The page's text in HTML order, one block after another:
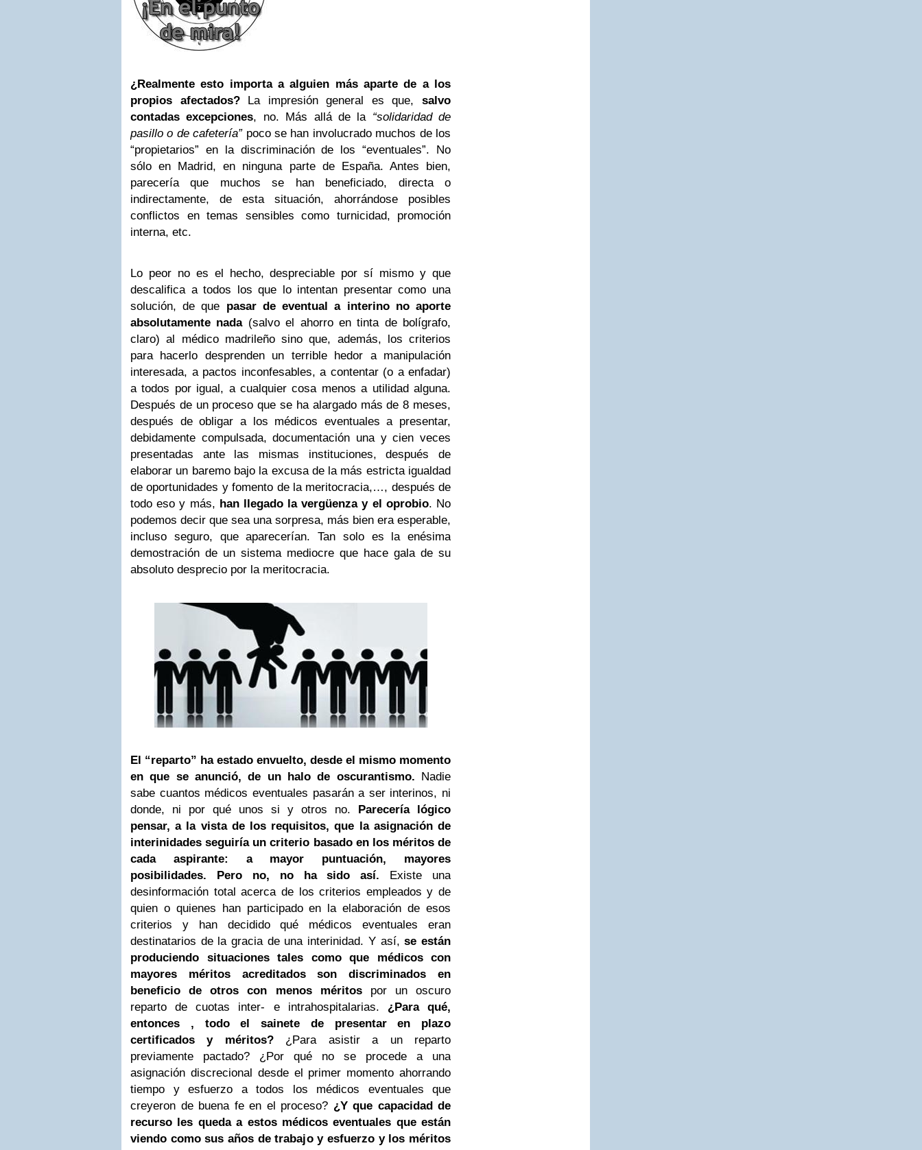
¿Realmente esto importa a alguien más aparte de a los
propios afectados?
La impresión general es que,salvo
contadas excepciones, no. Más allá de la “solidaridad de
pasillo o de cafetería”poco se han involucrado muchos de los
“propietarios” en la discriminación de los “eventuales”. No
sólo en Madrid, en ninguna parte de España. Antes bien,
parecería que muchos se han beneficiado, directa o
indirectamente, de esta situación, ahorrándose posibles
conflictos en temas sensibles como turnicidad, promoción
interna, etc.
Lo peor no es el hecho, despreciable por sí mismo y que
descalifica a todos los que lo intentan presentar como una
solución, de que pasar de eventual a interino no aporte
absolutamente nada(salvo el ahorro en tinta de bolígrafo,
claro) al médico madrileño sino que, además, los criterios
para hacerlo desprenden un terrible hedor a manipulación
interesada, a pactos inconfesables, a contentar (o a enfadar)
a todos por igual, a cualquier cosa menos a utilidad alguna.
Después de un proceso que se ha alargado más de 8 meses,
después de obligar a los médicos eventuales a presentar,
debidamente compulsada, documentación una y cien veces
presentadas ante las mismas instituciones, después de
elaborar un baremo bajo la excusa de la más estricta igualdad
de oportunidades y fomento de la meritocracia,…, después de
todo eso y más, han llegado la vergüenza y el oprobio. No
podemos decir que sea una sorpresa, más bien era esperable,
incluso seguro, que aparecerían. Tan solo es la enésima
demostración de un sistema mediocre que hace gala de su
absoluto desprecio por la meritocracia.
El “reparto” ha estado envuelto, desde el mismo momento
en que se anunció, de un halo de oscurantismo. Nadie
sabe cuantos médicos eventuales pasarán a ser interinos, ni
donde, ni por qué unos si y otros no. Parecería lógico
pensar, a la vista de los requisitos, que la asignación de
interinidades seguiría un criterio basado en los méritos de
cada aspirante: a mayor puntuación, mayores
posibilidades. Pero no, no ha sido así. Existe una
desinformación total acerca de los criterios empleados y de
quien o quienes han participado en la elaboración de esos
criterios y han decidido qué médicos eventuales eran
destinatarios de la gracia de una interinidad. Y así,se están
produciendo situaciones tales como que médicos con
mayores méritos acreditados son discriminados en
beneficio de otros con menos méritospor un oscuro
reparto de cuotas inter- e intrahospitalarias. ¿Para qué,
entonces , todo el sainete de presentar en plazo
certificados y méritos?¿Para asistir a un reparto
previamente pactado? ¿Por qué no se procede a una
asignación discrecional desde el primer momento ahorrando
tiempo y esfuerzo a todos los médicos eventuales que
creyeron de buena fe en el proceso? ¿Y que capacidad de
recurso les queda a estos médicos eventuales que están
viendo como sus años de trabajo y esfuerzo y los méritos